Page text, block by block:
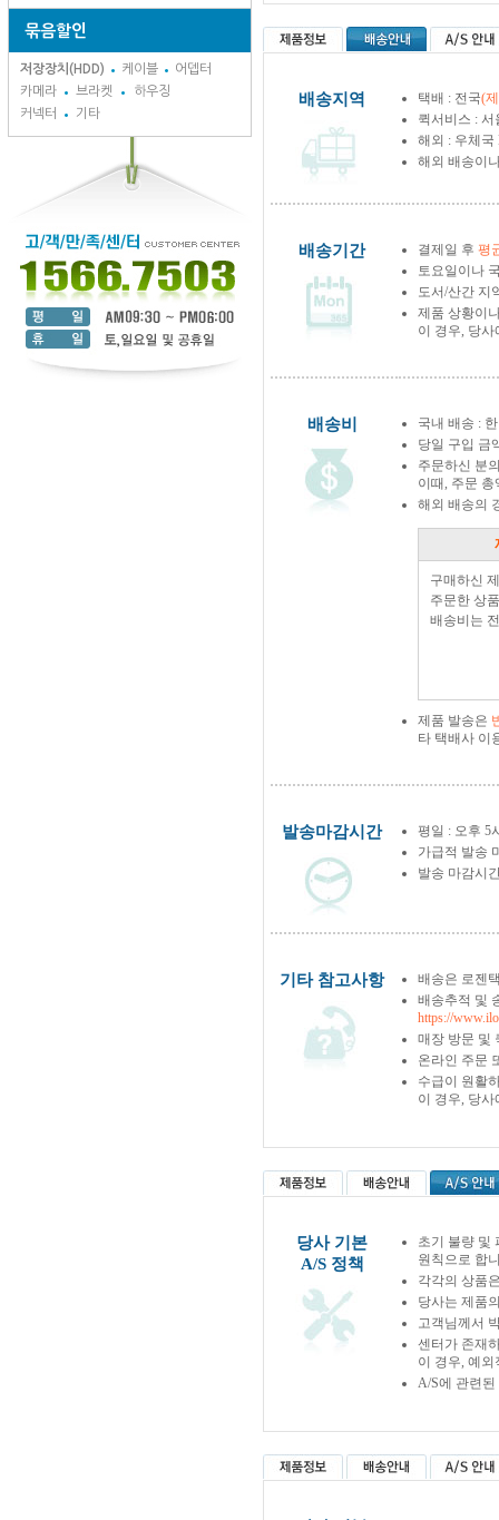
묶음할인
저장장치(HDD) 케이블
어뎁터
카메라
브라켓
하우징
커넥터
기타
배송지역 택배 : 전국(
퀵서비스 :
해외 : 우체국
해외 배송이
배송기간 결제일 후 평
토요일이나
도서/산간 지
제품 상황이
이 경우, 당
배송비
국내 배송 :
당일 구입 금
주문하신 분
이때, 주문
해외 배송의
구매하신
주문한 상
배송비는
제품 발송은
타 택배사 이
발송마감시간
평일 : 오후 5
가급적 발송
발송 마감시
기타 참고사항
배송은 로젠
배송추적 및
https://
매장 방문 및
온라인 주문
수급이 원활
이 경우, 당
당사 기본
A/S 정책
초기 불량 및
원칙으로 합
각각의 상품
당사는 제품
고객님께서
센터가 존재
이 경우, 예
A/S에 관련